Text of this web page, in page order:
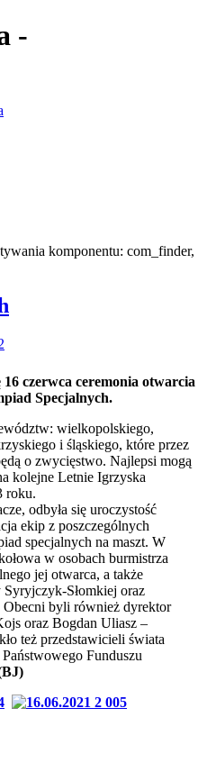
-
komponentu: com_finder,
czerwca ceremonia otwarcia
Specjalnych.
wielkopolskiego,
i śląskiego, które przez
o zwycięstwo. Najlepsi mogą
kolejne Letnie Igrzyska
roku.
odbyła się uroczystość
ekip z poszczególnych
specjalnych na maszt. W
w osobach burmistrza
jej otwarca, a także
Słomkiej oraz
Obecni byli również dyrektor
oraz Bogdan Uliasz –
też przedstawicieli świata
Funduszu